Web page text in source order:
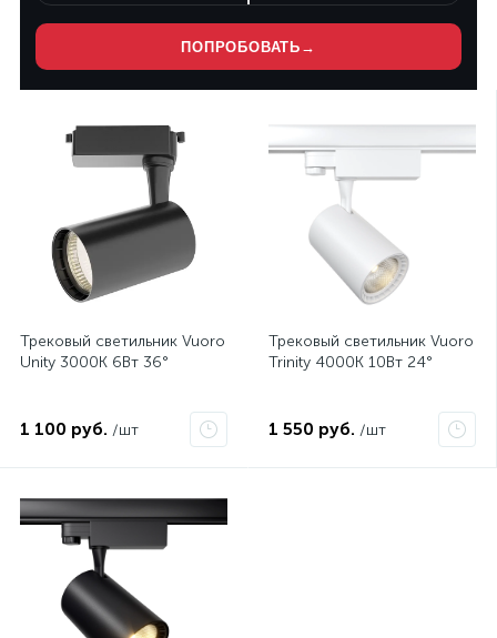
ПОПРОБОВАТЬ →
Трековый светильник Vuoro
Unity 3000K 6Вт 36°
1 100 руб. /шт
Трековый светильник Vuoro
Trinity 4000K 10Вт 24°
1 550 руб. /шт